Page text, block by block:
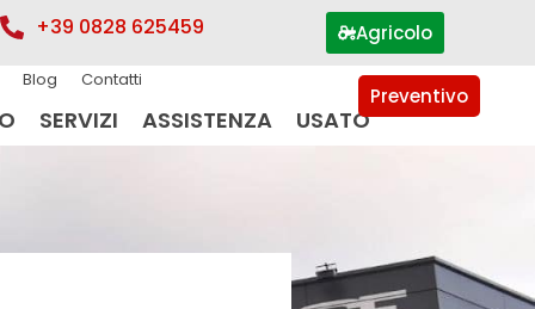
+39 0828 625459 Agricolo
Blog Contatti
SERVIZI ASSISTENZA USATO
Preventivo